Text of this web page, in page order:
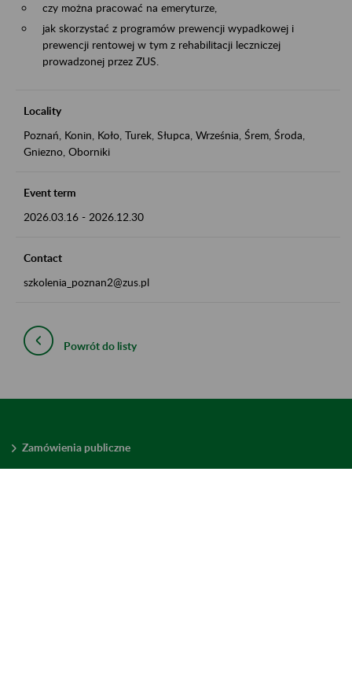
czy można pracować na emeryturze,
jak skorzystać z programów prewencji wypadkowej i
prewencji rentowej w tym z rehabilitacji leczniczej
prowadzonej przez ZUS.
Locality
Poznań, Konin, Koło, Turek, Słupca, Września, Śrem, Środa,
Gniezno, Oborniki
Event term
2026.03.16 - 2026.12.30
Contact
szkolenia_poznan2@zus.pl
Powrót do listy
Zamówienia publiczne